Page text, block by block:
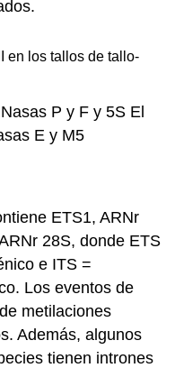
en los tallos de tallo-
P y F y 5S El
E y M5
ETS1, ARNr
28S, donde ETS
e ITS =
Los eventos de
metilaciones
Además, algunos
tienen intrones